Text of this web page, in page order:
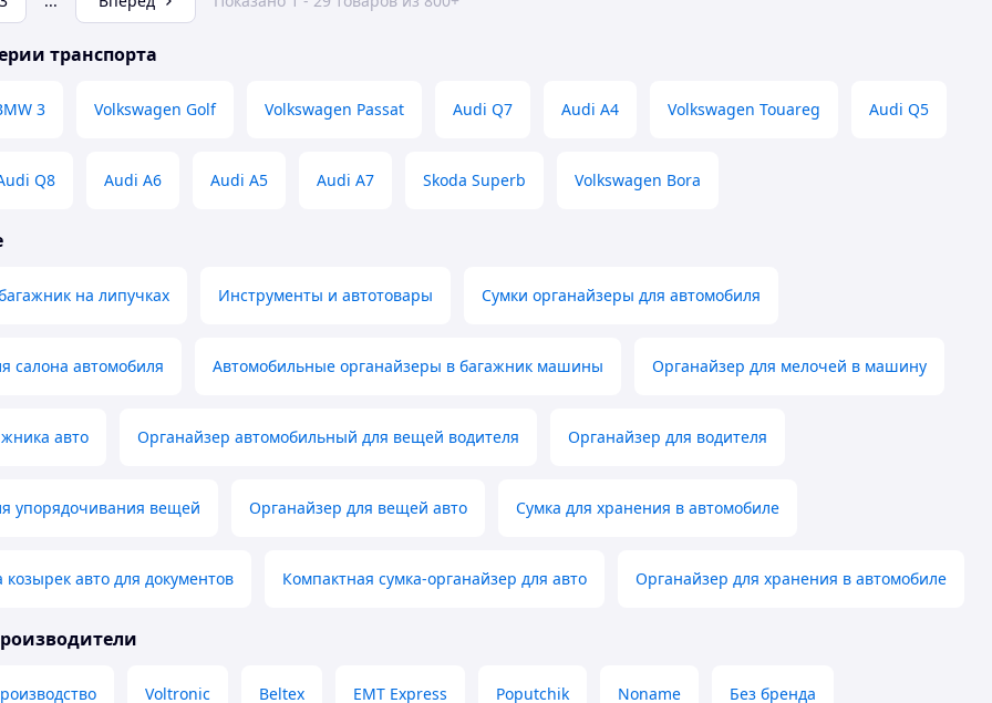
транспорта
3 Volkswagen Golf Volkswagen Passat Audi Q7 Audi A4 Volkswagen Touareg Audi Q5
Q8 Audi A6 Audi A5 Audi A7 Skoda Superb Volkswagen Bora
на липучках Инструменты и автотовары Сумки органайзеры для автомобиля
салона автомобиля Автомобильные органайзеры в багажник машины Органайзер для мелочей в машину
авто Органайзер автомобильный для вещей водителя Органайзер для водителя
упорядочивания вещей Органайзер для вещей авто Сумка для хранения в автомобиле
авто для документов Компактная сумка-органайзер для авто Органайзер для хранения в автомобиле
Voltronic Beltex EMT Express Poputchik Noname Без бренда